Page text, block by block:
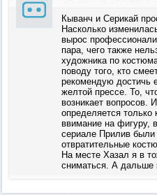
Кыванч и Серикай
Насколько
вырос
пара, чего также
художника по
поводу того, кто
рекомендую достичь
желтой прессе. То,
возникает вопросов.
определяется только
ввимание на фигуру,
сериале Прилив были
отвратительные
На месте Хазал я в
сниматься. А дальше